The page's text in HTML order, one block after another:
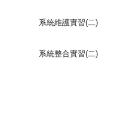
系統維護實習(二)
系統整合實習(二)